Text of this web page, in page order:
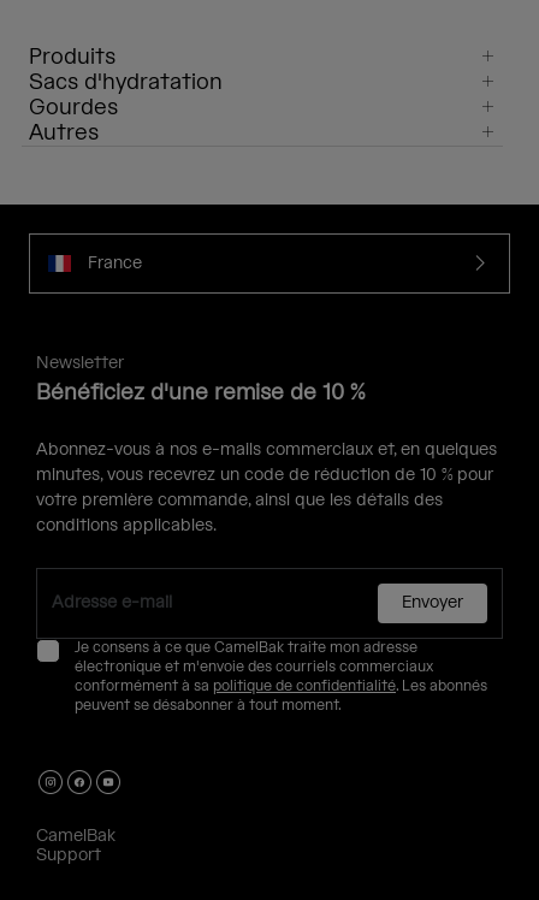
Produits
Sacs d'hydratation
Gourdes
Autres
France
Newsletter
Bénéficiez d'une remise de 10 %
Abonnez-vous à nos e-mails commerciaux et, en quelques
minutes, vous recevrez un code de réduction de 10 % pour
votre première commande, ainsi que les détails des
conditions applicables.
Envoyer
Je consens à ce que CamelBak traite mon adresse
électronique et m'envoie des courriels commerciaux
conformément à sa politique de confidentialité. Les abonnés
peuvent se désabonner à tout moment.
CamelBak
Support